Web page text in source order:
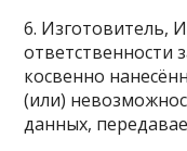
6. Изготовитель,
ответственности
косвенно
(или)
данных,